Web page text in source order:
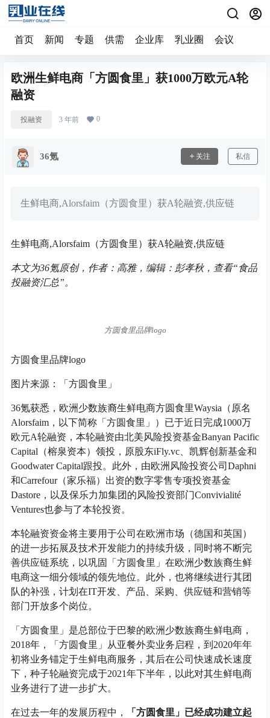
首页 新闻 专题 供需 企业库 乳业圈 会议
欧洲生鲜电商「方圆食里」获1000万欧元A轮
融资
投融资 3 年前 0
36氪 关注 私信
生鲜电商,Alorsfaim（方圆食里）获A轮融资,供应链
生鲜电商,Alorsfaim（方圆食里）获A轮融资,供应链
本文为36氪原创，作者：高雅，编辑：彭孝秋， 查看“食品
投融资汇总”。
方圆食里品牌logo
方圆食里品牌logo
图片来源：「方圆食里」
36氪获悉，欧洲少数族裔生鲜电商方圆食里Waysia（原名
Alorsfaim，以下简称「方圆食里」）已于近日完成1000万
欧元A轮融资，本轮融资由北美风险投资基金Banyan Pacific
Capital（榕泉资本）领投，原股东iFly.vc、凯辉创新基金和
Goodwater Capital跟投。此外，由欧洲风险投资公司Daphni
和Carrefour（家乐福）出资的数字零售专项投资基金
Dastore，以及保乐力加集团的风险投资部门Convivialité
Ventures也参与了本轮投资。
本轮融资资金将主要用于公司在欧洲市场（德国和英国）
的进一步拓展及技术开发能力的持续升级，同时将不断完
善供应链系统，以巩固「方圆食里」在欧洲少数族裔生鲜
电商这一细分领域的领先地位。此外，也将继续进行其团
队的补强，计划在IT开发、产品、采购、供应链和营销等
部门开放多个岗位。
「方圆食里」是总部位于巴黎的欧洲少数族裔生鲜电商，
2018年，「方圆食里」从亚餐外卖业务启程，到2020年年
初将业务锚定于生鲜电商服务，其后在公司快速成长速度
下，种子轮融资完成于2021年下半年，以此对其生鲜电商
业务进行了进一步扩大。
在过去一年的发展历程中，
「方圆食里」已经成功建立起